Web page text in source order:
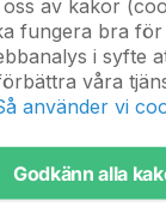
- Väsby IK HK/
oss av kakor
fungera bra för
i syfte
våra
använder vi
Godkänn alla